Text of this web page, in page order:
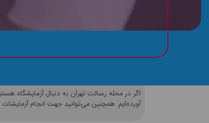
اگر در محله رسالت تهران به دنبال آزمایشگاه
آورده‌ایم. همچنین می‌توانید جهت انجام